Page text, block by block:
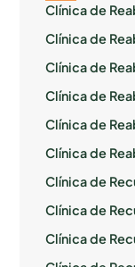
Clínica de
Clínica de
Clínica de
Clínica de
Clínica de
Clínica de
Clínica de
Clínica de
Clínica de